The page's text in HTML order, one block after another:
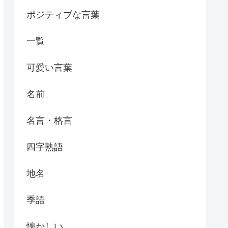
ポジティブな言葉
一覧
可愛い言葉
名前
名言・格言
四字熟語
地名
季語